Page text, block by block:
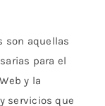
son aquellas
para el
y la
servicios que